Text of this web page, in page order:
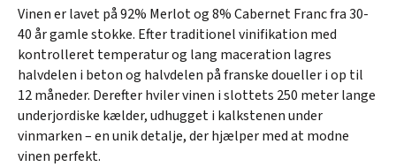
Vinen er lavet på 92% Merlot og 8% Cabernet Franc fra 30-
40 år gamle stokke. Efter traditionel vinifikation med
kontrolleret temperatur og lang maceration lagres
halvdelen i beton og halvdelen på franske doueller i op til
12 måneder. Derefter hviler vinen i slottets 250 meter lange
underjordiske kælder, udhugget i kalkstenen under
vinmarken – en unik detalje, der hjælper med at modne
vinen perfekt.